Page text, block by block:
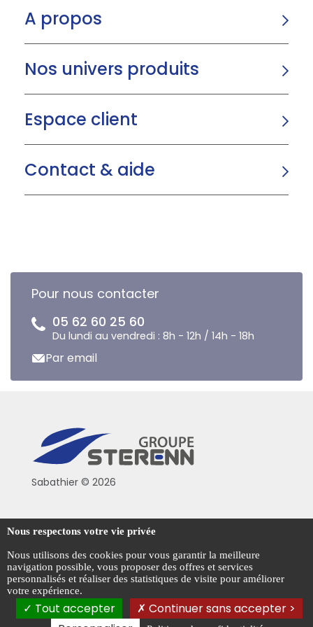
A propos
Nos univers produits
Espace client
Contact & aide
Pour nous contacter
05 62 60 25 60
Du lundi au vendredi : 8h - 12h / 14h - 18h
Par email
Sabathier © 2026
Politique de confidentialité
Conditions générales de vente
Mentions légales
Gestion des cookies
Nous respectons votre vie privée
Nous utilisons des cookies pour vous garantir la meilleure
navigation possible, vous proposer des offres et services
personnalisés et réaliser des statistiques de visite pour améliorer
votre expérience.
Tout accepter
Continuer sans accepter >